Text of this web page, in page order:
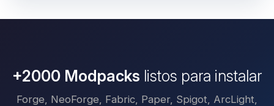
+2000 Modpacks listos para instalar
Forge, NeoForge, Fabric, Paper, Spigot, ArcLight,